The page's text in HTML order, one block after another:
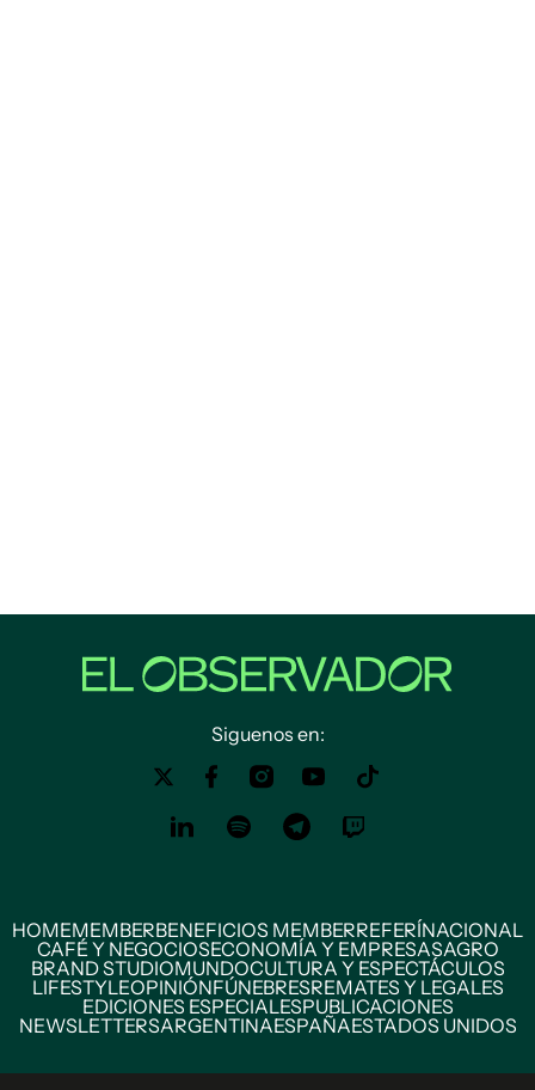
Siguenos en:
HOMEMEMBERBENEFICIOS MEMBERREFERÍNACIONAL
CAFÉ Y NEGOCIOSECONOMÍA Y EMPRESASAGRO
BRAND STUDIOMUNDOCULTURA Y ESPECTÁCULOS
LIFESTYLEOPINIÓNFÚNEBRESREMATES Y LEGALES
EDICIONES ESPECIALESPUBLICACIONES
NEWSLETTERSARGENTINAESPAÑAESTADOS UNIDOS